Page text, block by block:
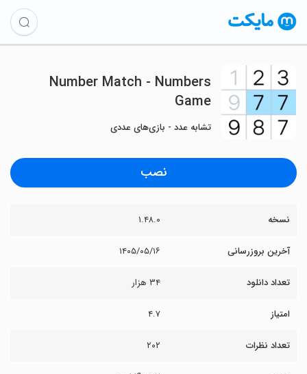
Number Match - Numbers
Game
تشابه عدد - بازی‌های عددی
نصب
نسخه ۱.۴۸.۰
آخرین بروزرسانی ۱۴۰۵/۰۵/۱۶
تعداد دانلود ۳۴ هزار
امتیاز ۴.۷
تعداد نظرات ۲۰۲